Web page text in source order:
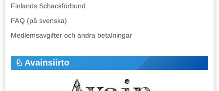
Finlands Schackförbund
FAQ (på svenska)
Medlemsavgifter och andra betalningar
Avainsiirto